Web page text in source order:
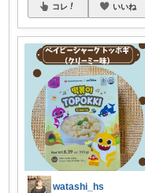
コレ いいね
watashi_hs